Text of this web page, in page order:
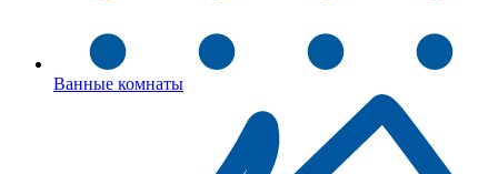
Ванные комнаты